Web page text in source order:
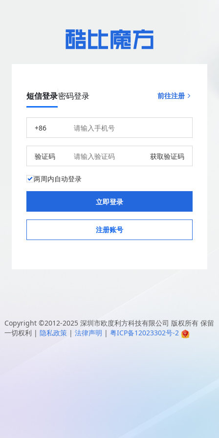
短信登录密码登录 前往注册
+86
验证码 获取验证码
两周内自动登录
注册账号
Copyright ©2012-2025 深圳市欧度利方科技有限公司 版权所有 保留
一切权利 | 隐私政策 | 法律声明 | 粤ICP备12023302号-2